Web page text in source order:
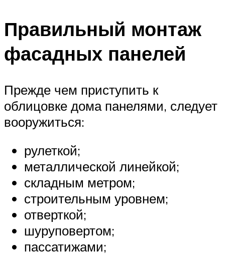
МЕНЮ
Правильный монтаж
фасадных панелей
Прежде чем приступить к
облицовке дома панелями, следует
вооружиться:
рулеткой;
металлической линейкой;
складным метром;
строительным уровнем;
отверткой;
шуруповертом;
пассатижами;